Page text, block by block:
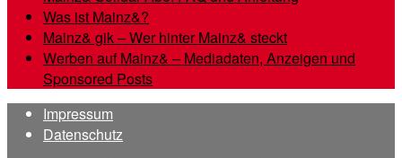
Was ist Mainz&?
Mainz& gik – Wer hinter Mainz& steckt
Werben auf Mainz& – Mediadaten, Anzeigen und
Sponsored Posts
Impressum
Datenschutz